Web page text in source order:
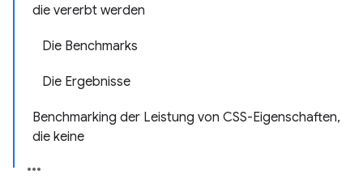
die vererbt werden
Die Benchmarks
Die Ergebnisse
Benchmarking der Leistung von CSS-Eigenschaften,
die keine